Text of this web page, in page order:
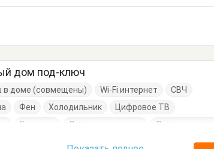
дом под-ключ
в доме (совмещены) Wi-Fi интернет
СВЧ
Фен Холодильник
Цифровое ТВ
Вешалка Детская кроватка
Диван-кровать